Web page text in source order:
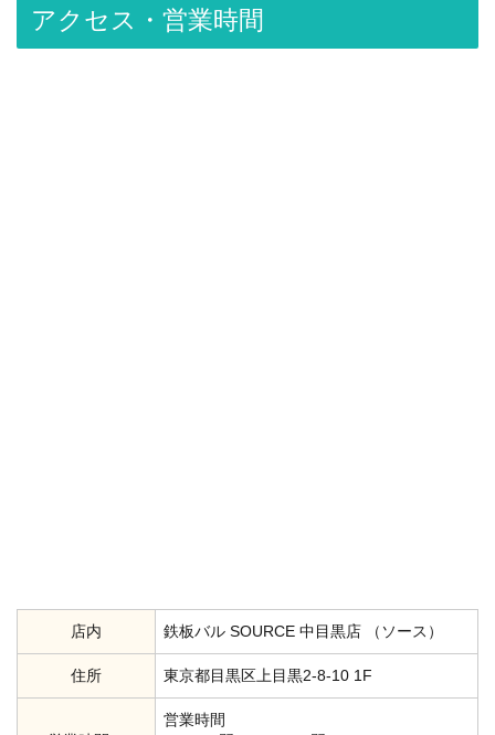
アクセス・営業時間
店内 鉄板バル SOURCE 中目黒店 （ソース）
住所 東京都目黒区上目黒2-8-10 1F
営業時間